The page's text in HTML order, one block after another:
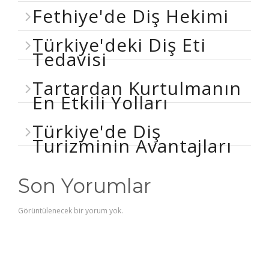
Fethiye'de Diş Hekimi
Türkiye'deki Diş Eti
Tedavisi
Tartardan Kurtulmanın
En Etkili Yolları
Türkiye'de Diş
Turizminin Avantajları
Son Yorumlar
Görüntülenecek bir yorum yok.